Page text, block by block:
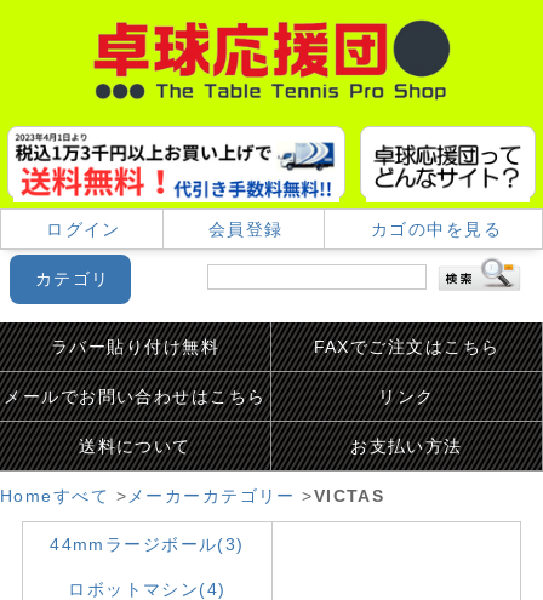
ログイン 会員登録 カゴの中を見る
ラバー貼り付け無料 FAXでご注文はこちら
メールでお問い合わせはこちら リンク
送料について お支払い方法
Homeすべて > メーカーカテゴリー >VICTAS
44mmラージボール(3)
ロボットマシン(4)
カテゴリ